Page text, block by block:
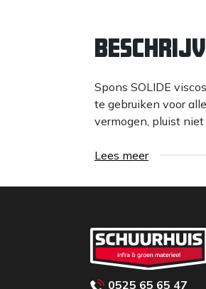
Spons SOLIDE
te gebruiken voor
vermogen, pluist
Lees meer
0525 65 65 47